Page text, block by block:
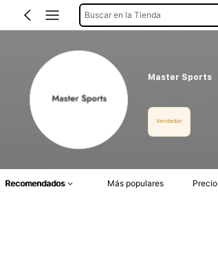
Buscar en la Tienda
Master Sports
Vendedor
Recomendados Más populares Precio